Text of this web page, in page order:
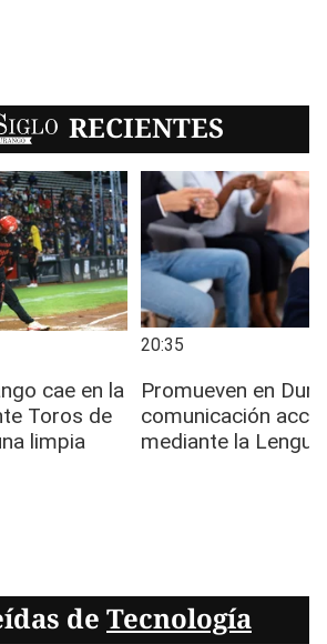
RECIENTES
de Tecnología